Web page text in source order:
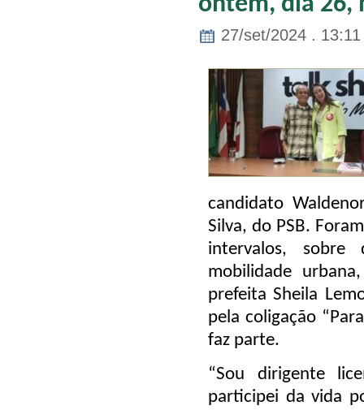
27/set/2024 . 13:11
candidato
Silva, do PSB.
intervalos, sobre
mobilidade
prefeita Sheila
pela coligação
faz parte.
“Sou dirigente
participei da vida